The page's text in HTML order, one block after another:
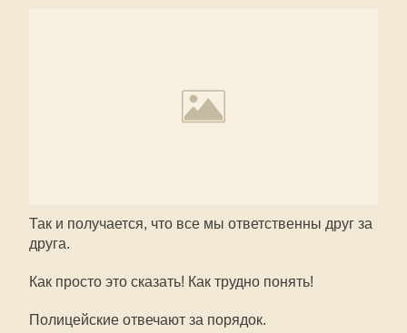
Так и получается, что все мы ответственны друг за
друга.
Как просто это сказать! Как трудно понять!
Полицейские отвечают за порядок.